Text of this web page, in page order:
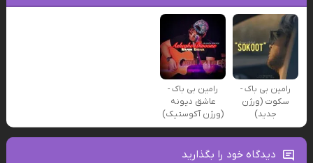
رامین بی باک -
سکوت (ورژن
جدید)
رامین بی باک -
عاشق دیونه
(ورژن آکوستیک)
دیدگاه خود را بگذارید